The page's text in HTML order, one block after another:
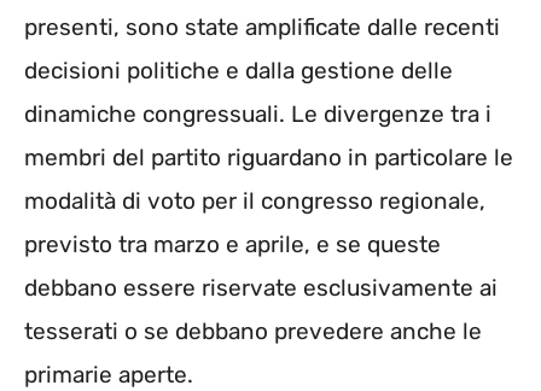
presenti, sono state amplificate dalle recenti
decisioni politiche e dalla gestione delle
dinamiche congressuali. Le divergenze tra i
membri del partito riguardano in particolare le
modalità di voto per il congresso regionale,
previsto tra marzo e aprile, e se queste
debbano essere riservate esclusivamente ai
tesserati o se debbano prevedere anche le
primarie aperte.